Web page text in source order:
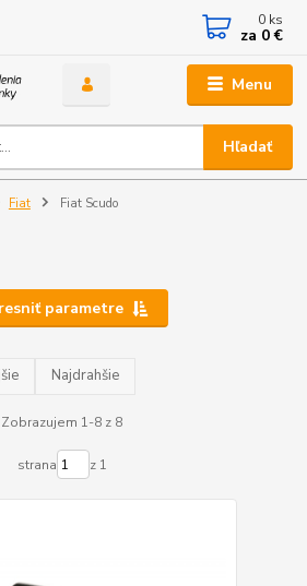
Menu
Hľadať
0 ks
za 0 €
Fiat Fiat Scudo
parametre
Najdrahšie
Zobrazujem 1-8 z 8
strana z 1